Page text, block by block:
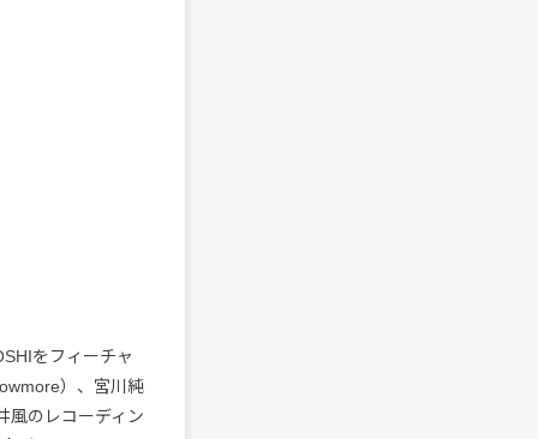
をフィーチャ
）、宮川純
風のレコーディン